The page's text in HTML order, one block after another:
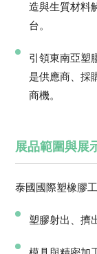
造與生質材料
台。
引領東南亞塑
是供應商、採
商機。
展品範圍與展
泰國國際塑橡膠
塑膠射出、擠